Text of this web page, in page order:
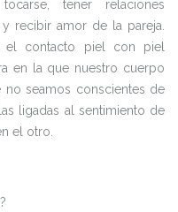
tener relaciones
recibir amor de la pareja.
el contacto piel con piel
en la que nuestro cuerpo
no seamos conscientes de
ligadas al sentimiento de
el otro.